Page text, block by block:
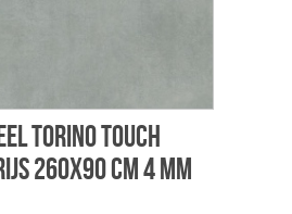
Torino touch
260x90 cm 4 mm